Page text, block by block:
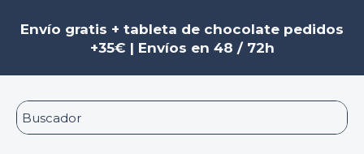
Envío gratis + tableta de chocolate pedidos
+35€ | Envíos en 48 / 72h